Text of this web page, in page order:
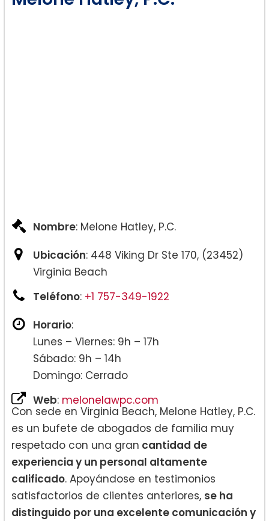
Nombre: Melone Hatley, P.C.
Ubicación: 448 Viking Dr Ste 170, (23452)
Virginia Beach
Teléfono: +1 757-349-1922
Horario:
Lunes – Viernes: 9h – 17h
Sábado: 9h – 14h
Domingo: Cerrado
Web: melonelawpc.com
Con sede en Virginia Beach, Melone Hatley, P.C.
es un bufete de abogados de familia muy
respetado con una gran cantidad de
experiencia y un personal altamente
calificado. Apoyándose en testimonios
satisfactorios de clientes anteriores, se ha
distinguido por una excelente comunicación y